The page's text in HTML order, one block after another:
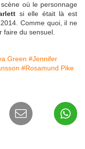
où le personnage
si elle était là est
Comme quoi, il ne
faire du sensuel.
Green #Jennifer
#Rosamund Pike